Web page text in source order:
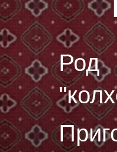
Род